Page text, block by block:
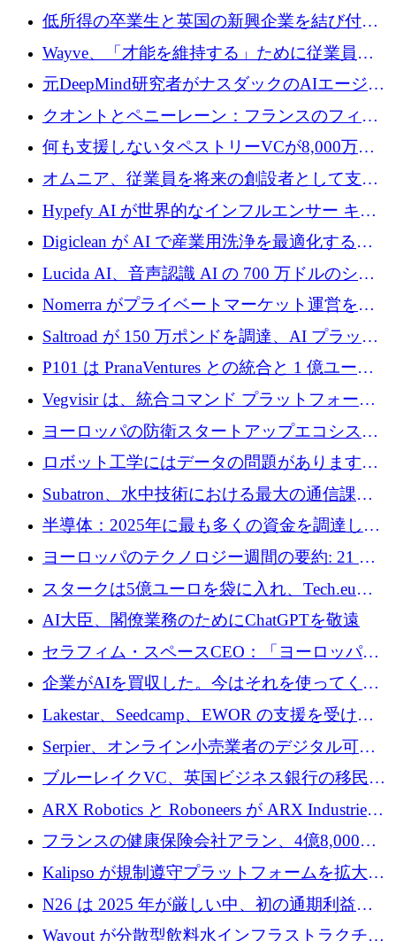
大に 1,600 万ユーロを調達
低所得の卒業生と英国の新興企業を結び付け
るためにCommon Pathを開始
Wayve、「才能を維持する」ために従業員に
8,500万ドルの株式公開買い付けを実施
元DeepMind研究者がナスダックのAIエージェ
ントを拡張するためにCreandumの資金調達で
記録を獲得
クオントとペニーレーン：フランスのフィン
テックの友人と敵
何も支援しないタペストリーVCが8,000万ド
ルの資金を調達、ロンドン事務所を開設
オムニア、従業員を将来の創設者として支援
するために Firedrop でファンドを立ち上げる
Hypefy AI が世界的なインフルエンサー キャ
ンペーンを自動化するためにシリーズ A で
720 万ドルを調達
Digiclean が AI で産業用洗浄を最適化するた
めに 250 万ユーロを調達
Lucida AI、音声認識 AI の 700 万ドルのシー
ドラウンドを終了
Nomerra がプライベートマーケット運営を自
動化するために 200 万ドルを調達
Saltroad が 150 万ポンドを調達、AI プラット
フォーム Ogma を買収して子ども向け言語療
P101 は PranaVentures との統合と 1 億ユーロ
のファンドによりシード投資に拡大
Vegvisir は、統合コマンド プラットフォーム
を通じて関連する無人システムを接続するた
めの資金を調達します
ヨーロッパの防衛スタートアップエコシステ
ムとなったハッカソン
ロボット工学にはデータの問題があります。
Macrodata Labs はそれを解決したいと考えて
Subatron、水中技術における最大の通信課題
の 1 つに取り組むために 16 万 2,000 ユーロを
半導体：2025年に最も多くの資金を調達した
10社
ヨーロッパのテクノロジー週間の要約: 21 億
ユーロの取引と Tech.eu Funding Explorer
スタークは5億ユーロを袋に入れ、Tech.eu
Funding Explorerの立ち上げ、そしてルクセン
ブルクの大きな野望
AI大臣、閣僚業務のためにChatGPTを敬遠
セラフィム・スペースCEO：「ヨーロッパは
追いつきつつある」
企業がAIを買収した。今はそれを使ってくれ
る人々が必要です
Lakestar、Seedcamp、EWOR の支援を受け、
SE3 が自律システム用の空間 AI プラットフォ
ームを発表
Serpier、オンライン小売業者のデジタル可視
性向上を支援するために 140 万ユーロを調達
ブルーレイクVC、英国ビジネス銀行の移民主
導スタートアップ支援で初のファンド獲得に
ARX Robotics と Roboneers が ARX Industries
を設立し、無人地上車両の生産を拡大
フランスの健康保険会社アラン、4億8,000万
ユーロの資金調達ラウンドで合意
Kalipso が規制遵守プラットフォームを拡大す
るために 320 万ドルを調達
N26 は 2025 年が厳しい中、初の通期利益を
達成
Wayout が分散型飲料水インフラストラクチャ